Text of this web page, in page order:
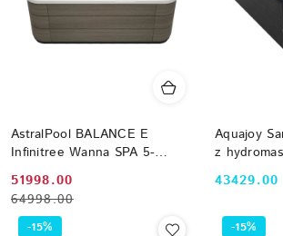
AstralPool BALANCE E
Infinitree Wanna SPA 5-
osobowa Old Timber + Audio
Bluetooth + ECOSpa
74134AC307
Cena
promocyjna:
51998.00
Cena
przed
promocją:
64998.00
Aquajoy
z
ciemny
Cena:
43429.00
-15% -15%